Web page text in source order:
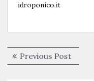
idroponico.it
Navigazione
articoli
Previous Post
post: